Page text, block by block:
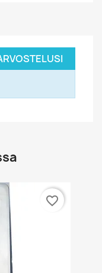
favorite_border